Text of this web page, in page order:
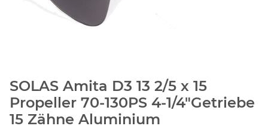
SOLAS Amita D3 13 2/5 x 15
Propeller 70-130PS 4-1/4"Getriebe
15 Zähne Aluminium